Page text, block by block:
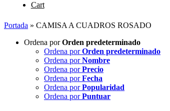
Cart
Portada » CAMISA A CUADROS ROSADO
Ordena porOrden predeterminado
Ordena porOrden predeterminado
Ordena porNombre
Ordena porPrecio
Ordena porFecha
Ordena porPopularidad
Ordena porPuntuar